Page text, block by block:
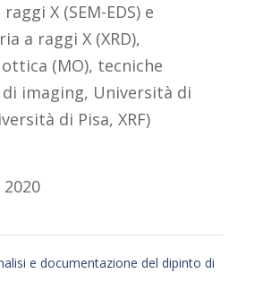
X (SEM-EDS) e
a raggi X (XRD),
(MO), tecniche
imaging, Università di
di Pisa, XRF)
e documentazione del dipinto di